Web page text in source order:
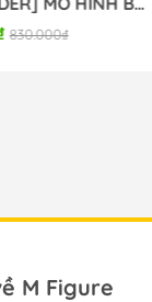
M Figure